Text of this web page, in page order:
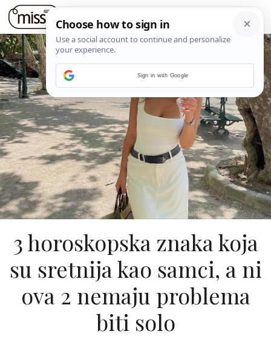
3 horoskopska znaka koja
su sretnija kao samci, a ni
ova 2 nemaju problema
biti solo
Sign in with Google